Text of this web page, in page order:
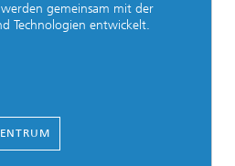
gemeinsam mit der
Technologien entwickelt.